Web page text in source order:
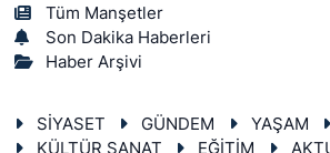
Tüm Manşetler
Son Dakika Haberleri
Haber Arşivi
SİYASET GÜNDEM YAŞAM
KÜLTÜR SANAT
EĞİTİM